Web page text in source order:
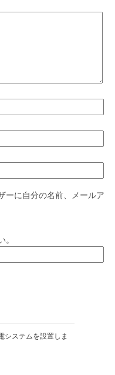
ーに自分の名前、メールア
。
システムを設置しま